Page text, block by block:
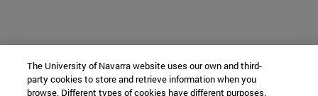
The University of Navarra website uses our own and third-
party cookies to store and retrieve information when you
browse. Different types of cookies have different purposes.